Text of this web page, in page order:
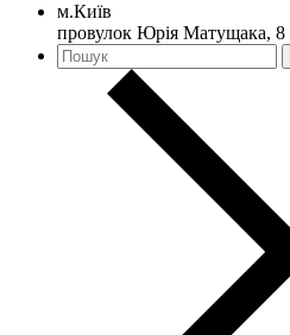
м.Київ
провулок Юрія Матущака, 8